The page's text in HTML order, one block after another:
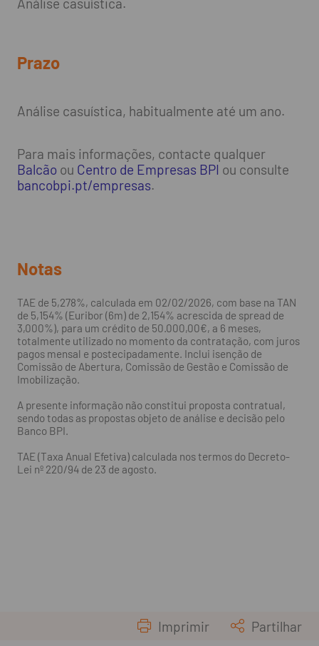
Prazo
Análise casuística, habitualmente até um ano.
Para mais informações, contacte qualquer
Balcão ou Centro de Empresas BPI ou consulte
bancobpi.pt/empresas.
Notas
TAE de 5,278%, calculada em 02/02/2026, com base na TAN
de 5,154% (Euribor (6m) de 2,154% acrescida de spread de
3,000%), para um crédito de 50.000,00€, a 6 meses,
totalmente utilizado no momento da contratação, com juros
pagos mensal e postecipadamente. Inclui isenção de
Comissão de Abertura, Comissão de Gestão e Comissão de
Imobilização.
A presente informação não constitui proposta contratual,
sendo todas as propostas objeto de análise e decisão pelo
Banco BPI.
TAE (Taxa Anual Efetiva) calculada nos termos do Decreto-
Lei nº 220/94 de 23 de agosto.
Imprimir Partilhar